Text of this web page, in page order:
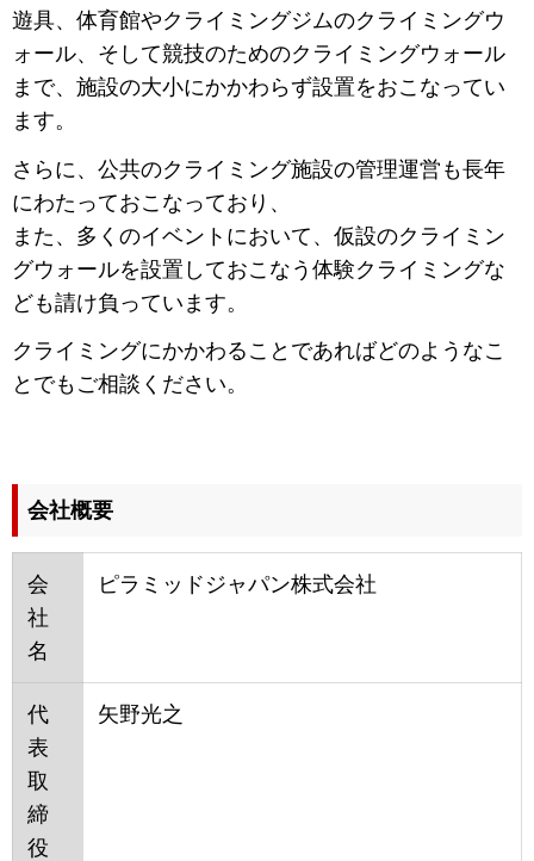
遊具、体育館やクライミングジムのクライミングウ
ォール、そして競技のためのクライミングウォール
まで、施設の大小にかかわらず設置をおこなってい
ます。
さらに、公共のクライミング施設の管理運営も長年
にわたっておこなっており、
また、多くのイベントにおいて、仮設のクライミン
グウォールを設置しておこなう体験クライミングな
ども請け負っています。
クライミングにかかわることであればどのようなこ
とでもご相談ください。
会社概要
会
社
名
ピラミッドジャパン株式会社
代
表
取
締
役
矢野光之